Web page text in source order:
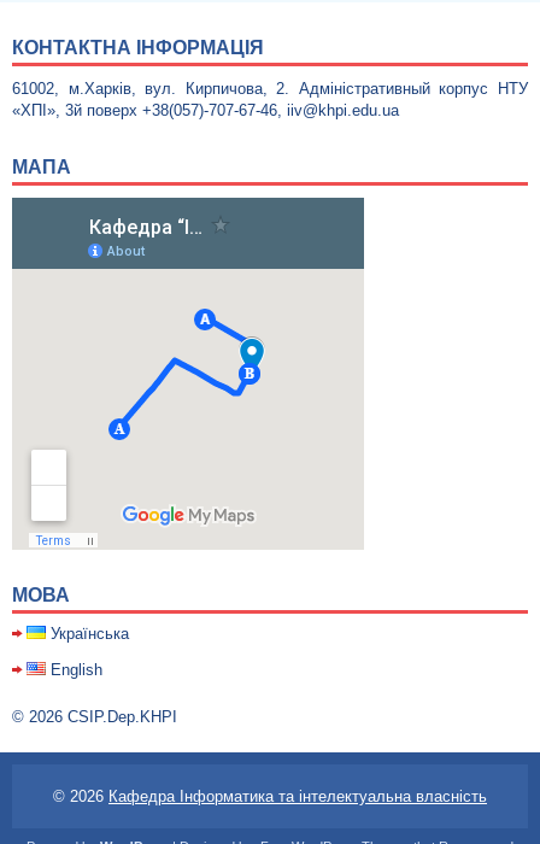
КОНТАКТНА IНФОРМАЦIЯ
61002, м.Харків, вул. Кирпичова, 2. Адміністративный корпус НТУ
«ХПІ», 3й поверх +38(057)-707-67-46, iiv@khpi.edu.ua
МАПА
МОВА
Українська
English
© 2026 CSIP.Dep.KHPI
© 2026 Кафедра Інформатика та інтелектуальна власність